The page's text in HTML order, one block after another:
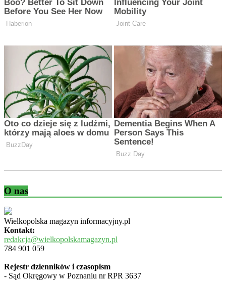
O nas
Wielkopolska magazyn informacyjny.pl
Kontakt:
redakcja@wielkopolskamagazyn.pl
784 901 059
Rejestr dzienników i czasopism
- Sąd Okręgowy w Poznaniu nr RPR 3637